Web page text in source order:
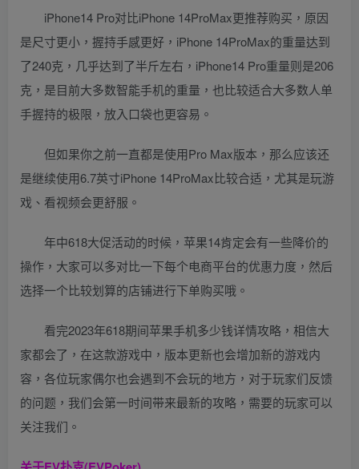
iPhone14 Pro对比iPhone 14ProMax更推荐购买，原因
是尺寸更小，握持手感更好，iPhone 14ProMax的重量达到
了240克，几乎达到了半斤左右，iPhone14 Pro重量则是206
克，是目前大多数智能手机的重量，也比较适合大多数人单
手握持的极限，放入口袋也更容易。
但如果你之前一直都是使用Pro Max版本，那么应该还
是继续使用6.7英寸iPhone 14ProMax比较合适，尤其是玩游
戏、看视频会更舒服。
年中618大促活动的时候，苹果14肯定会有一些降价的
操作，大家可以多对比一下每个电商平台的优惠力度，然后
选择一个比较划算的店铺进行下单购买哦。
看完2023年618期间苹果手机多少钱详情攻略，相信大
家都会了，在这款游戏中，版本更新也会增加新的游戏内
容，各位玩家偶尔也会遇到不会玩的地方，对于玩家们反馈
的问题，我们会第一时间带来最新的攻略，需要的玩家可以
关注我们。